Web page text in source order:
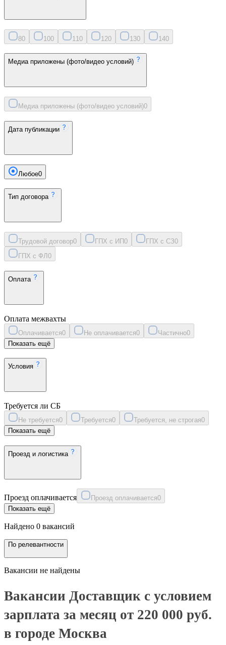
80 100 11 0 120 130 140
Медиа приложены (фото/видео условий)
Медиа приложены (фото/видео условий)0
Дата публикации
Любое0
Тип договора
Трудовой договор0 ГПХ с ИП0 ГПХ с СЗ0
ГПХ с ФЛ 0
Оплата
Оплата межвахты
Оплачивается0 Не оплачивается0 Частично0
Показать ещё
Условия
Требуется ли СБ
Не требуется0 Требуется0 Требуется, не строгая0
Показать ещё
Проезд и логистика
Проезд оплачивается Проезд оплачивается0
Показать ещё
Найдено 0 вакансий
По релевантности
Вакансии не найдены
Вакансии Доставщик с условием
зарплата за месяц от 220 000 руб.
в городе Москва